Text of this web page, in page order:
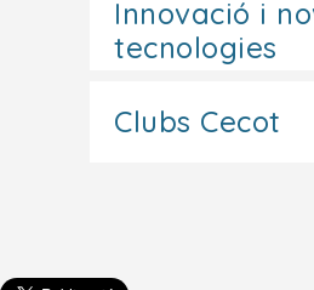
Innovació i
tecnologies
Clubs Cecot